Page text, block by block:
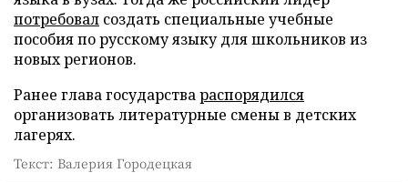
потребовал создать специальные учебные
пособия по русскому языку для школьников из
новых регионов.
Ранее глава государствараспорядился
организовать литературные смены в детских
лагерях.
Текст: Валерия Городецкая